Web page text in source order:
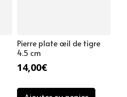
Pierre plate œil de tigre
4.5 cm
14,00€